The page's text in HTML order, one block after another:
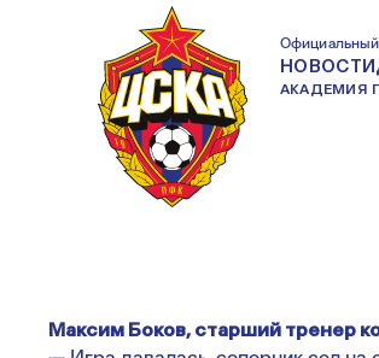
НОВОСТИ
АКАДЕМИЯ
БОКОВ И
НАД
Максим Боков, старший тренер